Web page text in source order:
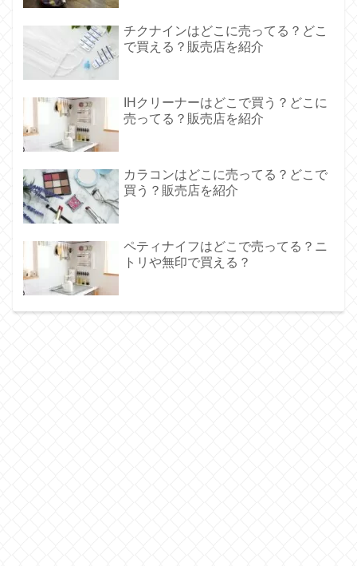
チクナインはどこに売ってる？どこ
で買える？販売店を紹介
IHクリーナーはどこで買う？どこに
売ってる？販売店を紹介
カラコンはどこに売ってる？どこで
買う？販売店を紹介
ペティナイフはどこで売ってる？ニ
トリや無印で買える？